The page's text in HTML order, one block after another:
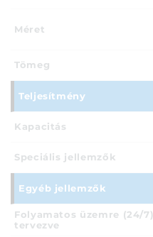
Méret
Tömeg
Teljesítmény
Kapacitás
Speciális jellemzők
Egyéb jellemzők
Folyamatos üzemre (24/7)
tervezve